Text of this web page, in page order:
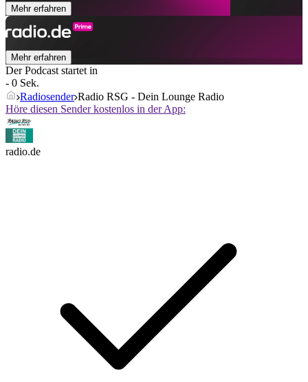
Mehr erfahren
Mehr erfahren
Der Podcast startet in
- 0 Sek.
Radiosender Radio RSG - Dein Lounge Radio
Höre diesen Sender kostenlos in der App:
radio.de